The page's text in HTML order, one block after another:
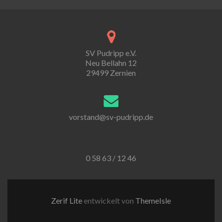
SV Pudripp e.V.
Neu Bellahn 12
29499 Zernien
vorstand@sv-pudripp.de
0 58 63 / 12 46
Zerif Lite entwickelt von ThemeIsle